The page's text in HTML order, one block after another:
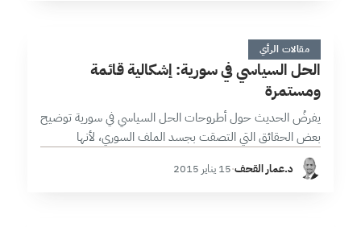
ا1 دقائق
مقالات الرأي
الحل السياسي في سورية: إشكالية قائمة
ومستمرة
يفرضُ الحديث حول أطروحات الحل السياسي في سورية توضيح
بعض الحقائق التي التصقت بجسد الملف السوري، لأنها
ستساعدنا في تحديد إجابة صريحة وواضحة عن تساؤل مفاده
هل البيئة المحلية والإقليمية…
د.عمار القحف·15 يناير 2015